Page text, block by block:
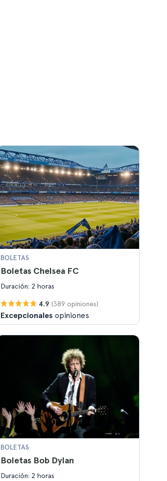
BOLETAS
Boletas Chelsea FC
Duración: 2 horas
4.9 (389 opiniones)
Excepcionales opiniones
BOLETAS
Boletas Bob Dylan
Duración: 2 horas